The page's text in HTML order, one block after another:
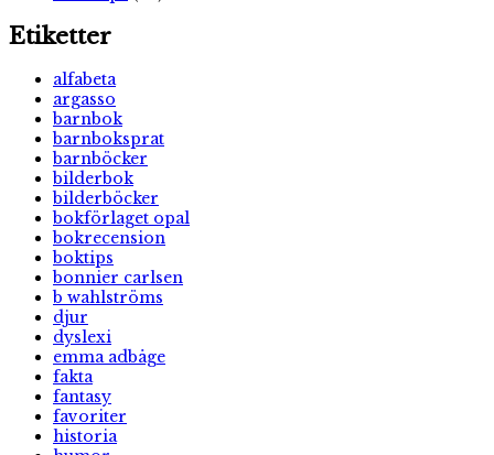
Etiketter
alfabeta
argasso
barnbok
barnboksprat
barnböcker
bilderbok
bilderböcker
bokförlaget opal
bokrecension
boktips
bonnier carlsen
b wahlströms
djur
dyslexi
emma adbåge
fakta
fantasy
favoriter
historia